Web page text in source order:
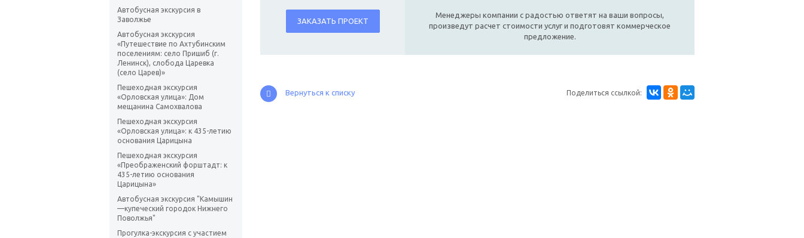
Автобусная экскурсия в
Заволжье
Автобусная экскурсия
«Путешествие по Ахтубинским
поселениям: село Пришиб (г.
Ленинск), слобода Царевка
(село Царев)»
Пешеходная экскурсия
«Орловская улица»: Дом
мещанина Самохвалова
Пешеходная экскурсия
«Орловская улица»: к 435-летию
основания Царицына
Пешеходная экскурсия
«Преображенский форштадт: к
435-летию основания
Царицына»
Автобусная экскурсия "Камышин
—купеческий городок Нижнего
Поволжья"
Прогулка-экскурсия с участием
ЗАКАЗАТЬ ПРОЕКТ
Менеджеры компании с радостью ответят на ваши вопросы,
произведут расчет стоимости услуг и подготовят коммерческое
предложение.
Поделиться ссылкой:
Вернуться к списку